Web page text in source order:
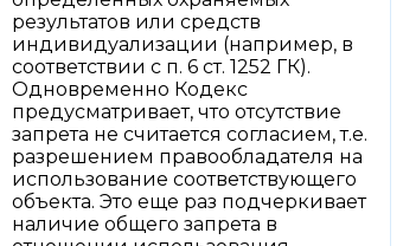
результатов или средств
индивидуализации (например, в
соответствии с п. 6 ст. 1252 ГК).
Одновременно Кодекс
предусматривает, что отсутствие
запрета не считается согласием, т.е.
разрешением правообладателя на
использование соответствующего
объекта. Это еще раз подчеркивает
наличие общего запрета в